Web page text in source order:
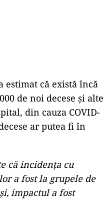
estimat că există încă
de noi decese și alte
din cauza COVID-
ar putea fi în
că incidența cu
a fost la grupele de
impactul a fost